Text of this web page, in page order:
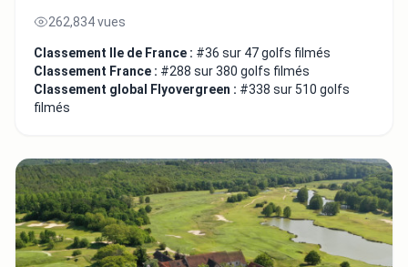
262,834 vues
Classement Ile de France : #36 sur 47 golfs filmés
Classement France : #288 sur 380 golfs filmés
Classement global Flyovergreen : #338 sur 510 golfs
filmés